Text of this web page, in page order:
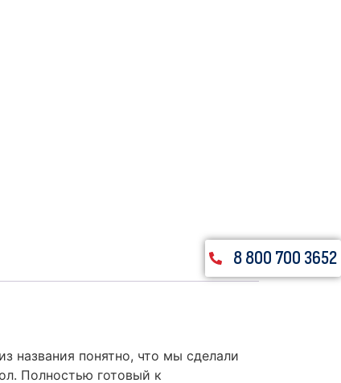
8 800 700 3652
названия понятно, что мы сделали
Полностью готовый к